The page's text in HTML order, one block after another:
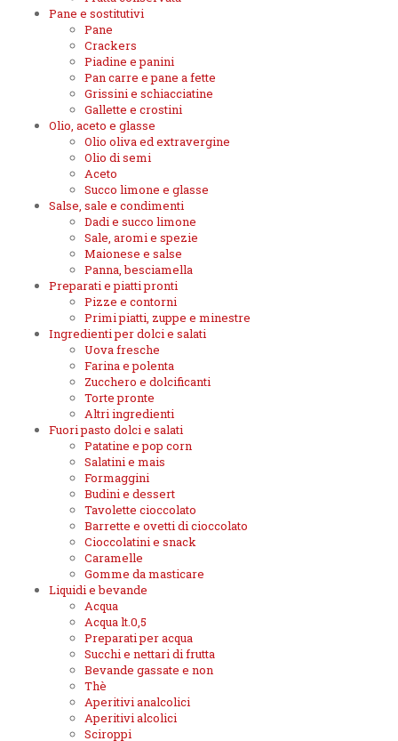
Pane e sostitutivi
Pane
Crackers
Piadine e panini
Pan carre e pane a fette
Grissini e schiacciatine
Gallette e crostini
Olio, aceto e glasse
Olio oliva ed extravergine
Olio di semi
Aceto
Succo limone e glasse
Salse, sale e condimenti
Dadi e succo limone
Sale, aromi e spezie
Maionese e salse
Panna, besciamella
Preparati e piatti pronti
Pizze e contorni
Primi piatti, zuppe e minestre
Ingredienti per dolci e salati
Uova fresche
Farina e polenta
Zucchero e dolcificanti
Torte pronte
Altri ingredienti
Fuori pasto dolci e salati
Patatine e pop corn
Salatini e mais
Formaggini
Budini e dessert
Tavolette cioccolato
Barrette e ovetti di cioccolato
Cioccolatini e snack
Caramelle
Gomme da masticare
Liquidi e bevande
Acqua
Acqua lt.0,5
Preparati per acqua
Succhi e nettari di frutta
Bevande gassate e non
Thè
Aperitivi analcolici
Aperitivi alcolici
Sciroppi